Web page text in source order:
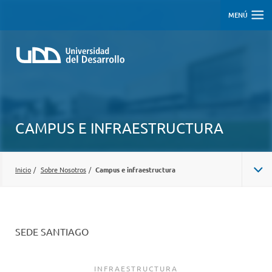
MENÚ
CAMPUS E INFRAESTRUCTURA
Inicio / Sobre Nosotros / Campus e infraestructura
SEDE SANTIAGO
INFRAESTRUCTURA